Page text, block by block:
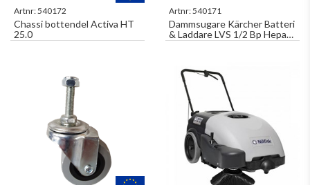
Artnr:540172
Chassi bottendel Activa HT
25.0
Artnr:540171
Dammsugare Kärcher Batteri
& Laddare LVS 1/2 Bp Hepa
13-filter